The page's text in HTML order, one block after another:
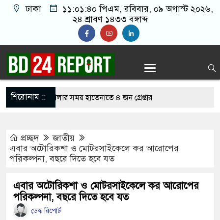
ঢাকা ১১:০১:৪১ পিএম, রবিবার, ০৯ অগাস্ট ২০২৬,
২৪ শ্রাবণ ১৪৩৩ বঙ্গাব্দ
শিরোনাম ::
জুয়া খেলার সময় হাতেনাতে ৪ জন গ্রেপ্তার
অসহায় মায়ের মাথার চুল বিক্রি
অমায়িক ব্যবহার পান, জানালেন নারী
প্রচ্ছদ
জাতীয়
এবার অটোরিকশা ও মোটরসাইকেলে কর আরোপের
পরিকল্পনা, বছরে দিতে হবে যত
এবার অটোরিকশা ও মোটরসাইকেলে কর আরোপের
পরিকল্পনা, বছরে দিতে হবে যত
ডেস্ক রিপোর্ট